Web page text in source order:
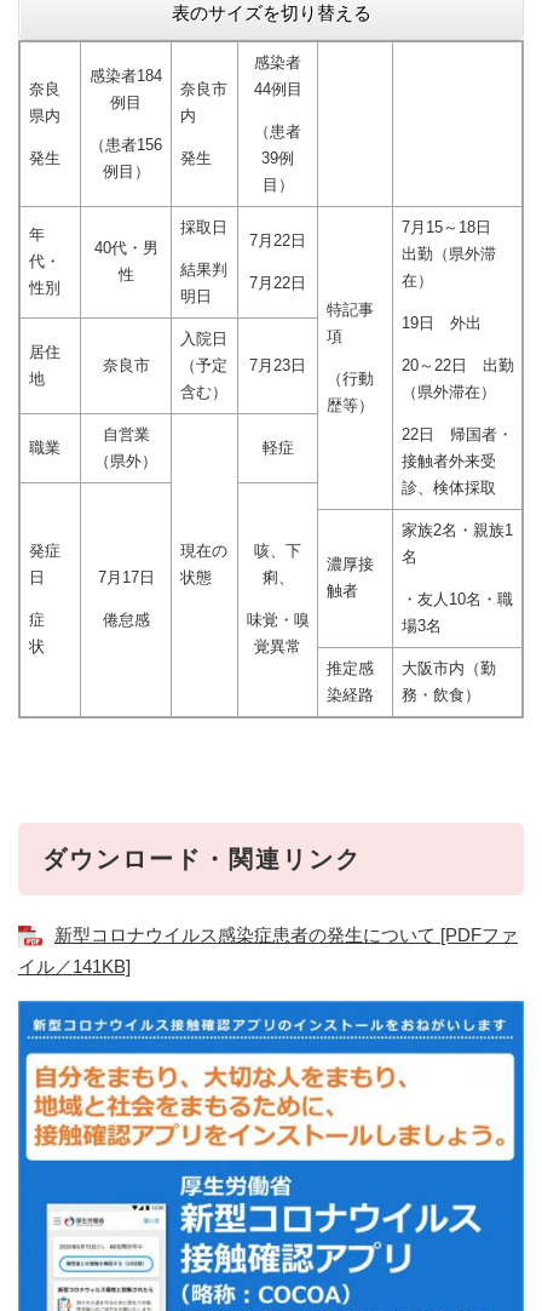
表のサイズを切り替える
奈良
県内
発生
感染者184
例目
（患者156
例目）
奈良市
内
発生
感染者
44例目
（患者
39例
目）
年
代・
性別
40代・男
性
採取日
結果判
明日
7月22日
7月22日
特記事
項
（行動
歴等）
7月15～18日
出勤（県外滞
在）
19日 外出
20～22日 出勤
（県外滞在）
22日 帰国者・
接触者外来受
診、検体採取
居住
地
奈良市
入院日
（予定
含む）
7月23日
職業
自営業
（県外）
現在の
状態
軽症
発症
日
症
状
7月17日
倦怠感
咳、下
痢、
味覚・嗅
覚異常
濃厚接
触者
家族2名・親族1
名
・友人10名・職
場3名
推定感
染経路
大阪市内（勤
務・飲食）
ダウンロード・関連リンク
新型コロナウイルス感染症患者の発生について [PDFファ
イル／141KB]